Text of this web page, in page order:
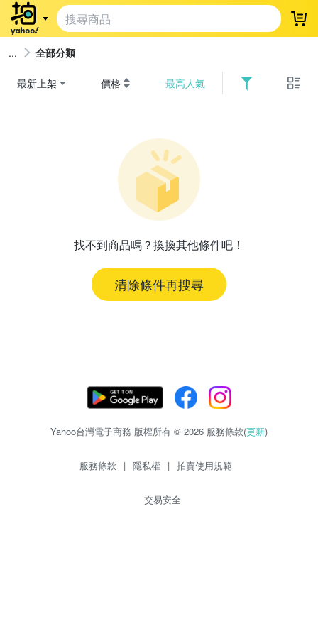
登
全部分類
最新上架 價格 最高人氣
找不到商品嗎？換換其他條件吧！
清除條件再搜尋
Yahoo台灣電子商務 版權所有 © 2026 服務條款(更新)
服務條款 | 隱私權 | 拍賣使用規範
交易安全